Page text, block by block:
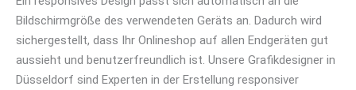
Bildschirmgröße des verwendeten Geräts an. Dadurch wird
sichergestellt, dass Ihr Onlineshop auf allen Endgeräten gut
aussieht und benutzerfreundlich ist. Unsere Grafikdesigner in
Düsseldorf sind Experten in der Erstellung responsiver